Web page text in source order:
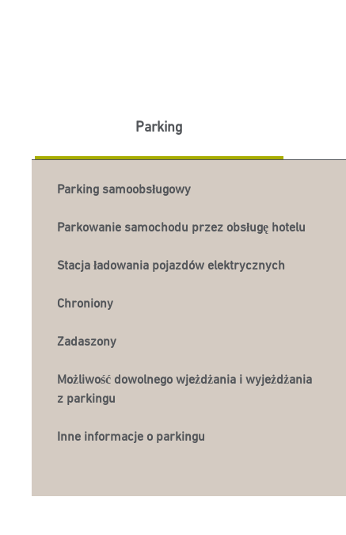
Parking
Parking samoobsługowy
Parkowanie samochodu przez obsługę hotelu
Stacja ładowania pojazdów elektrycznych
Chroniony
Zadaszony
Możliwość dowolnego wjeżdżania i wyjeżdżania
z parkingu
Inne informacje o parkingu